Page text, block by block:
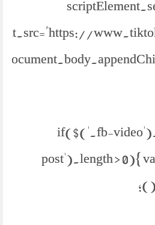
if($('.fb-
post').length > 0){